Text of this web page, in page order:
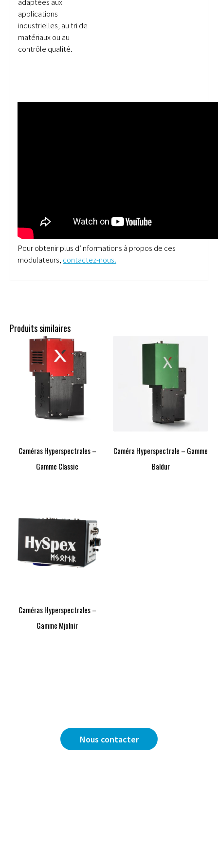
applications
industrielles, au tri de
matériaux ou au
contrôle qualité.
Pour obtenir plus d’informations à propos de ces
modulateurs, contactez-nous.
Produits similaires
Caméras Hyperspectrales –
Gamme Classic
Caméra Hyperspectrale – Gamme
Baldur
Caméras Hyperspectrales –
Gamme Mjolnir
Nous contacter